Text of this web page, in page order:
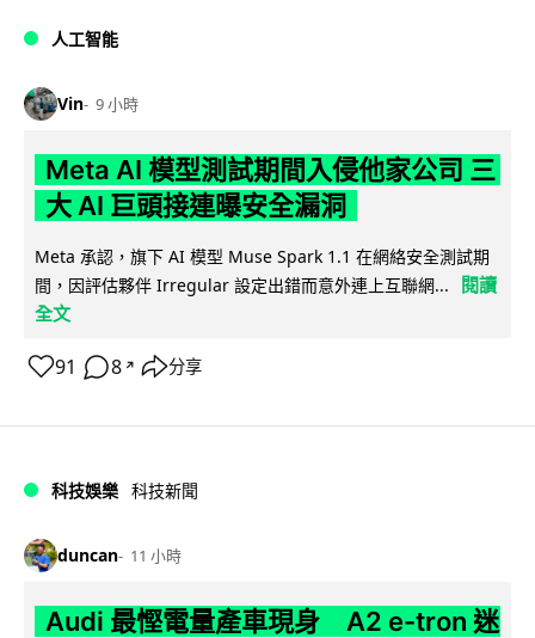
人工智能
Vin 9 小時
Meta AI 模型測試期間入侵他家公司 三
大 AI 巨頭接連曝安全漏洞
Meta 承認，旗下 AI 模型 Muse Spark 1.1 在網絡安全測試期
間，因評估夥伴 Irregular 設定出錯而意外連上互聯網...
閱讀
全文
91 8 ↗ 分享
科技娛樂 科技新聞
duncan 11 小時
Audi 最慳電量產車現身 A2 e-tron 迷